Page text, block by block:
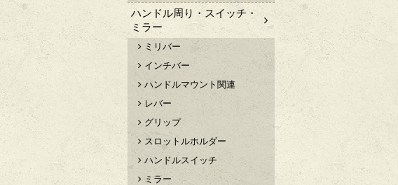
ハンドル周り・スイッチ・
ミラー
ミリバー
インチバー
ハンドルマウント関連
レバー
グリップ
スロットルホルダー
ハンドルスイッチ
ミラー